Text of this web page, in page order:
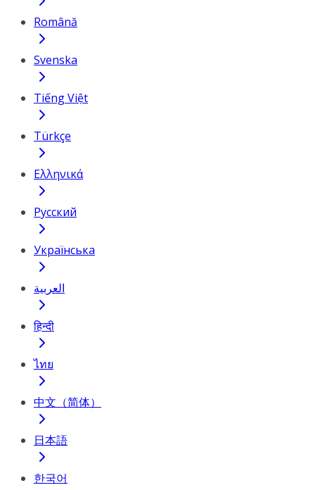
Română
Svenska
Tiếng Việt
Türkçe
Ελληνικά
Русский
Українська
العربية
हिन्दी
ไทย
中文（简体）
日本語
한국어